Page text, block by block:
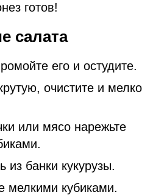
готов!
салата
его и остудите.
очистите и мелко
или мясо нарежьте
из банки кукурузы.
мелкими кубиками.